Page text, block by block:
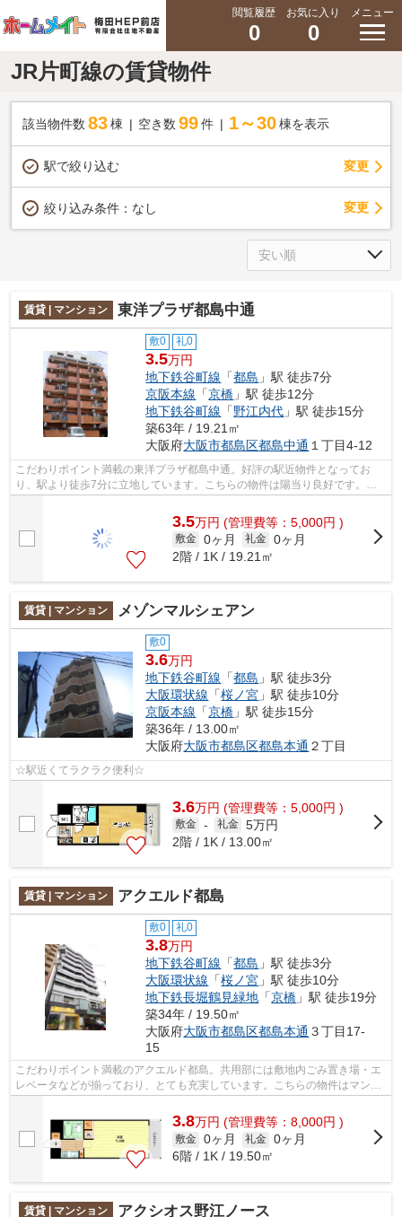
閲覧履歴
0
お気に入り
0
メニュー
JR片町線の賃貸物件
該当物件数 83棟 空き数 99 件 1～30 棟を表示
駅で絞り込む 変更
絞り込み条件： なし 変更
賃貸 | マンション 東洋プラザ都島中通
敷0 礼0
3.5万円
地下鉄谷町線 「都島 」駅 徒歩7分
京阪本線 「京橋 」駅 徒歩12分
地下鉄谷町線 「野江内代 」駅 徒歩15分
築63年 / 19.21㎡
大阪府大阪市都島区都島中通 １丁目4-12
こだわりポイント満載の東洋プラザ都島中通。好評の駅近物件となってお
り、駅より徒歩7分に立地しています。こちらの物件は陽当り良好です。造
3.5万円 (管理費等：5,000円 )
敷金 0ヶ月 礼金 0ヶ月
2階 / 1K / 19.21㎡
賃貸 | マンション メゾンマルシェアン
敷0
3.6万円
地下鉄谷町線 「都島 」駅 徒歩3分
大阪環状線 「桜ノ宮 」駅 徒歩10分
京阪本線 「京橋 」駅 徒歩15分
築36年 / 13.00㎡
大阪府大阪市都島区都島本通 ２丁目
☆駅近くてラクラク便利☆
3.6万円 (管理費等：5,000円 )
敷金 - 礼金 5万円
2階 / 1K / 13.00㎡
賃貸 | マンション アクエルド都島
敷0 礼0
3.8万円
地下鉄谷町線 「都島 」駅 徒歩3分
大阪環状線 「桜ノ宮 」駅 徒歩10分
地下鉄長堀鶴見緑地 「京橋 」駅 徒歩19分
築34年 / 19.50㎡
大阪府大阪市都島区都島本通 ３丁目17-
15
こだわりポイント満載のアクエルド都島。共用部には敷地内ごみ置き場・エ
レベータなどが揃っており、とても充実しています。こちらの物件はマンシ
ョンです。アレルギー予防に適した、...
3.8万円 (管理費等：8,000円 )
敷金 0ヶ月 礼金 0ヶ月
6階 / 1K / 19.50㎡
賃貸 | マンション アクシオス野江ノース